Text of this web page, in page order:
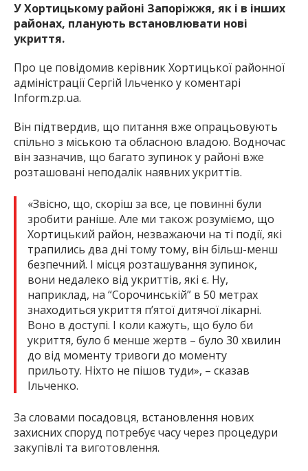
У Хортицькому районі Запоріжжя, як і в інших
районах, планують встановлювати нові
укриття.
Про це повідомив керівник Хортицької районної
адміністрації Сергій Ільченко у коментарі
Inform.zp.ua.
Він підтвердив, що питання вже опрацьовують
спільно з міською та обласною владою. Водночас
він зазначив, що багато зупинок у районі вже
розташовані неподалік наявних укриттів.
«Звісно, що, скоріш за все, це повинні були
зробити раніше. Але ми також розуміємо, що
Хортицький район, незважаючи на ті події, які
трапились два дні тому тому, він більш-менш
безпечний. І місця розташування зупинок,
вони недалеко від укриттів, які є. Ну,
наприклад, на “Сорочинській” в 50 метрах
знаходиться укриття п’ятої дитячої лікарні.
Воно в доступі. І коли кажуть, що було би
укриття, було б менше жертв – було 30 хвилин
до від моменту тривоги до моменту
прильоту. Ніхто не пішов туди», – сказав
Ільченко.
За словами посадовця, встановлення нових
захисних споруд потребує часу через процедури
закупівлі та виготовлення.